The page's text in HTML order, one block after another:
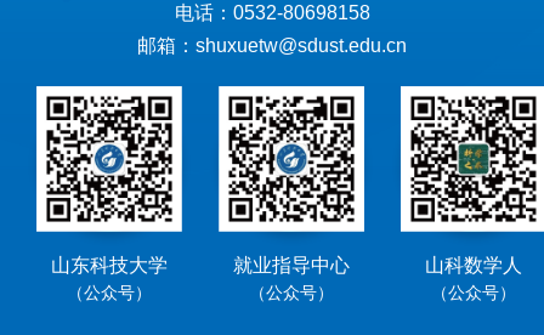
电话：0532-80698158
邮箱：shuxuetw@sdust.edu.cn
山东科技大学
（公众号）
就业指导中心
（公众号）
山科数学人
（公众号）